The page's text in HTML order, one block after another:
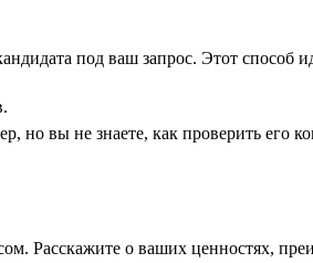
под ваш запрос. Этот способ
но вы не знаете, как проверить его
Расскажите о ваших ценностях,